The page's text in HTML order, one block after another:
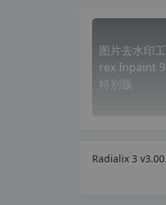
图片去水印
rex Inpaint
特别版